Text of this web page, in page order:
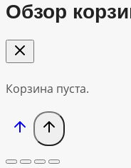
Обзор
Корзина пуста.